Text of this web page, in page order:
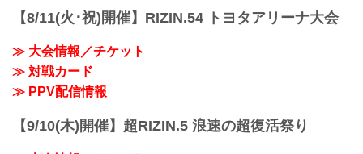
RIZIN MMAルール：5分3R（71.0kg）
お得なPPV前売りチケットは、大会前日
の6月13日（金）23:59まで販売！
PPV販売スケジ...
【8/11(火･祝)開催】RIZIN.54 トヨタアリーナ大会
≫ 大会情報／チケット
≫ 対戦カード
≫ PPV配信情報
【9/10(木)開催】超RIZIN.5 浪速の超復活祭り